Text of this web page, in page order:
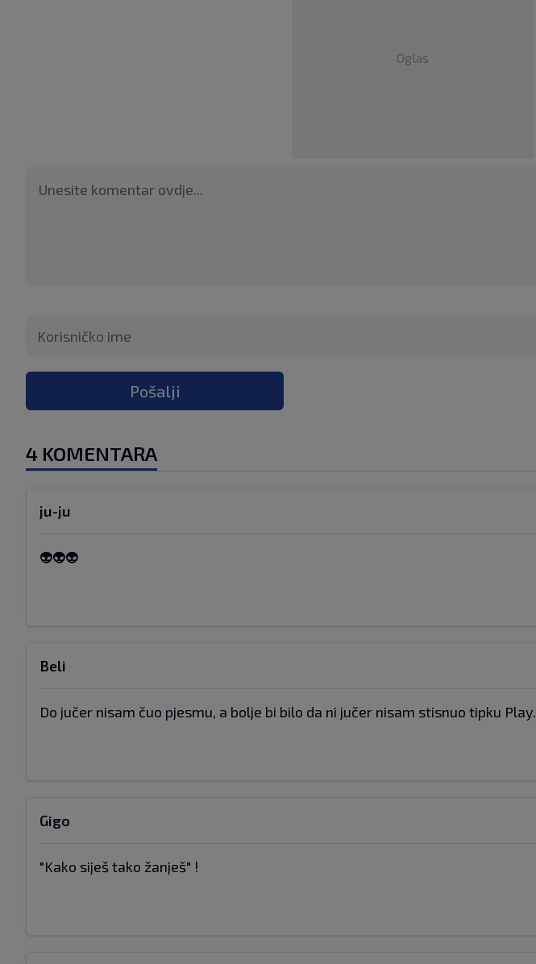
Oglas
Pošalji
4 KOMENTARA
ju-ju
👽👽👽
Beli
Do jučer nisam čuo pjesmu, a bolje bi bilo da ni jučer nisam stisnuo tipku Play.
Gigo
"Kako siješ tako žanješ" !